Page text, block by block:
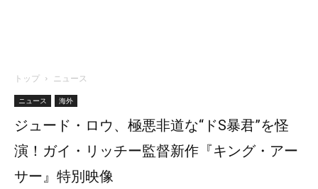
トップ ニュース
ニュース 海外
ジュード・ロウ、極悪非道な“ドS暴君”を怪
演！ガイ・リッチー監督新作『キング・アー
サー』特別映像